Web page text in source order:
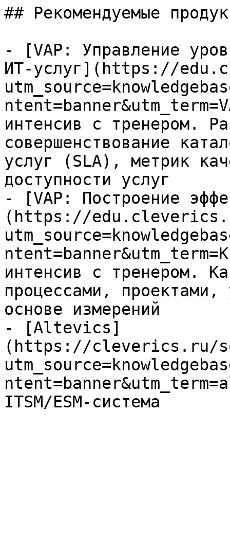
## Рекомендуемые
- [VAP: Управление
ИТ-услуг](https://
интенсив с тренером.
совершенствование
услуг (SLA), метрик
доступности услуг
- [VAP: Построение
(https://
интенсив с тренером.
процессами, проектами,
основе измерений
- [Altevics]
(https://cleverics.ru/
ITSM/ESM-система